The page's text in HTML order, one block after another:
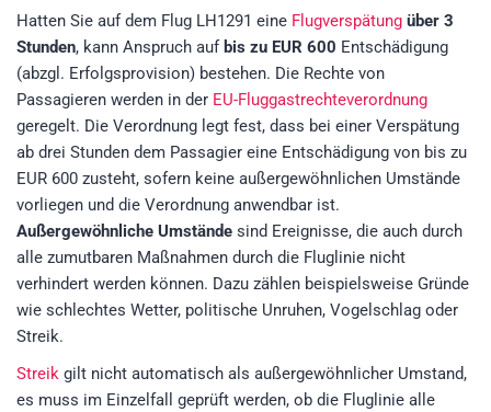
Hatten Sie auf dem Flug LH1291 eine Flugverspätung über 3
Stunden, kann Anspruch auf bis zu EUR 600 Entschädigung
(abzgl. Erfolgsprovision) bestehen. Die Rechte von
Passagieren werden in der EU-Fluggastrechteverordnung
geregelt. Die Verordnung legt fest, dass bei einer Verspätung
ab drei Stunden dem Passagier eine Entschädigung von bis zu
EUR 600 zusteht, sofern keine außergewöhnlichen Umstände
vorliegen und die Verordnung anwendbar ist.
Außergewöhnliche Umstände sind Ereignisse, die auch durch
alle zumutbaren Maßnahmen durch die Fluglinie nicht
verhindert werden können. Dazu zählen beispielsweise Gründe
wie schlechtes Wetter, politische Unruhen, Vogelschlag oder
Streik.
Streik gilt nicht automatisch als außergewöhnlicher Umstand,
es muss im Einzelfall geprüft werden, ob die Fluglinie alle